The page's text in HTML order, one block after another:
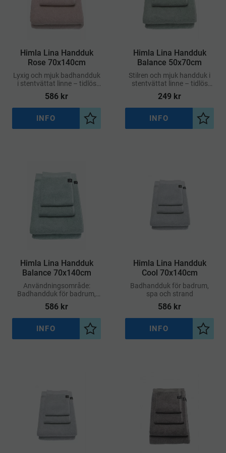
Himla Lina Handduk
Rose 70x140cm
Lyxig och mjuk badhandduk
i stentvättat linne – tidlös
design i varm rosaton
586 kr
Lägg till i önskelista
INFO
Himla Lina Handduk
Balance 50x70cm
Stilren och mjuk handduk i
stentvättat linne – tidlös
design i mjuk grågrön ton
249 kr
Lägg
INFO
Himla Lina Handduk
Balance 70x140cm
Användningsområde:
Badhandduk för badrum,
spa och strand
586 kr
Lägg till i önskelista
INFO
Himla Lina Handduk
Cool 70x140cm
Badhandduk för badrum,
spa och strand
586 kr
Lägg
INFO